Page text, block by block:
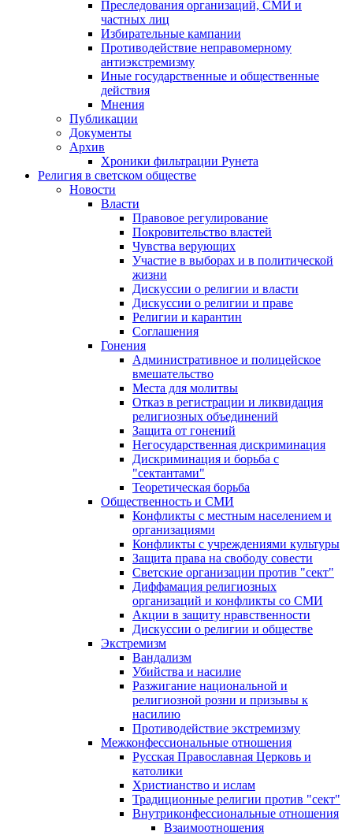
Преследования организаций, СМИ и
частных лиц
Избирательные кампании
Противодействие неправомерному
антиэкстремизму
Иные государственные и общественные
действия
Мнения
Публикации
Документы
Архив
Хроники фильтрации Рунета
Религия в светском обществе
Новости
Власти
Правовое регулирование
Покровительство властей
Чувства верующих
Участие в выборах и в политической
жизни
Дискуссии о религии и власти
Дискуссии о религии и праве
Религии и карантин
Соглашения
Гонения
Административное и полицейское
вмешательство
Места для молитвы
Отказ в регистрации и ликвидация
религиозных объединений
Защита от гонений
Негосударственная дискриминация
Дискриминация и борьба с
"сектантами"
Теоретическая борьба
Общественность и СМИ
Конфликты с местным населением и
организациями
Конфликты с учреждениями культуры
Защита права на свободу совести
Светские организации против "сект"
Диффамация религиозных
организаций и конфликты со СМИ
Акции в защиту нравственности
Дискуссии о религии и обществе
Экстремизм
Вандализм
Убийства и насилие
Разжигание национальной и
религиозной розни и призывы к
насилию
Противодействие экстремизму
Межконфессиональные отношения
Русская Православная Церковь и
католики
Христианство и ислам
Традиционные религии против "сект"
Внутриконфессиональные отношения
Взаимоотношения